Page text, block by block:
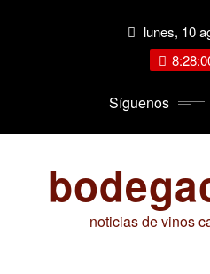
lunes, 10
Síguenos
noticias de vinos